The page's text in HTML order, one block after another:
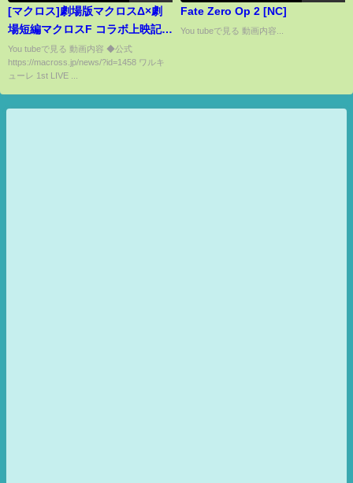
[マクロス]劇場版マクロスΔ×劇
場短編マクロスF コラボ上映記念
「#エアワルキューレ／マクロス
Fを 一緒に観よう!!!!!!!」 映画
You tubeで見る 動画内容 ◆公式
https://macross.jp/news/?id=1458 ワルキ
ューレ 1st LIVE ...
Fate Zero Op 2 [NC]
You tubeで見る 動画内容...